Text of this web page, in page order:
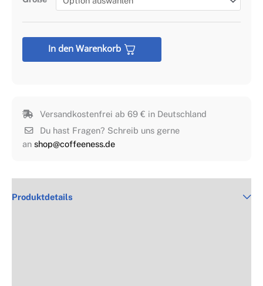
Versandkostenfrei ab 69 € in Deutschland
Du hast Fragen? Schreib uns gerne
an shop@coffeeness.de
In den Warenkorb
Produktdetails